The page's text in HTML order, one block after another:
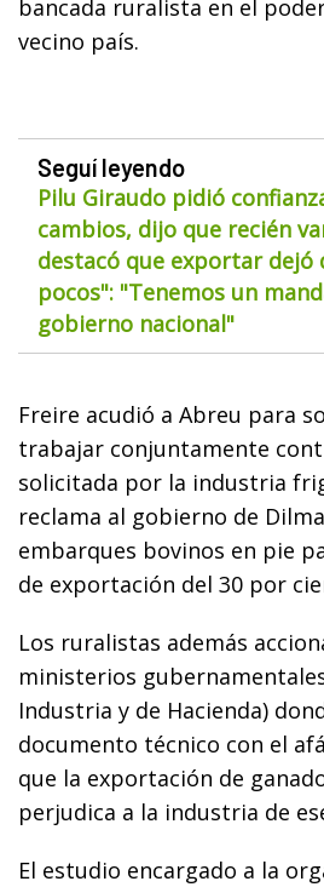
bancada ruralista en el
vecino país.
Seguí leyendo
Pilu Giraudo pidió
cambios, dijo que recién
destacó que exportar dejó
pocos": "Tenemos un
gobierno nacional"
Freire acudió a Abreu para
trabajar conjuntamente
solicitada por la industria
reclama al gobierno de
embarques bovinos en pie
de exportación del 30 por
Los ruralistas además
ministerios
Industria y de Hacienda)
documento técnico con el
que la exportación de
perjudica a la industria de
El estudio encargado a la